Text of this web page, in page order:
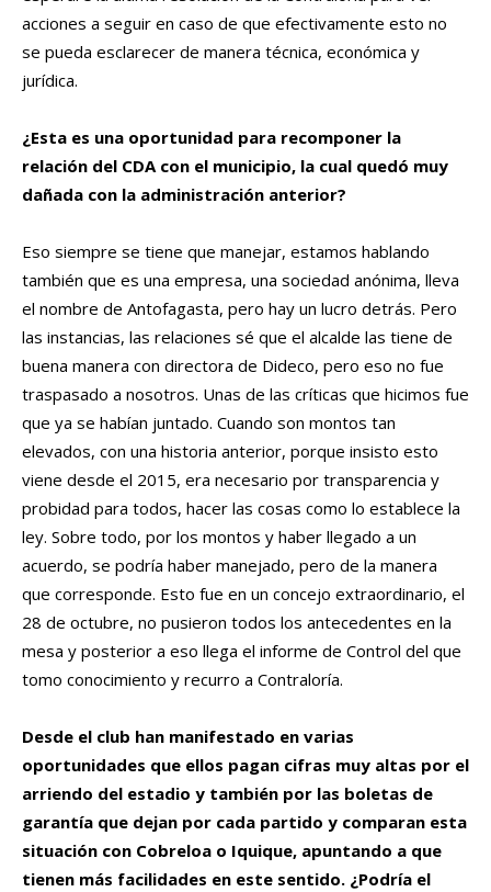
acciones a seguir en caso de que efectivamente esto no
se pueda esclarecer de manera técnica, económica y
jurídica.
¿Esta es una oportunidad para recomponer la
relación del CDA con el municipio, la cual quedó muy
dañada con la administración anterior?
Eso siempre se tiene que manejar, estamos hablando
también que es una empresa, una sociedad anónima, lleva
el nombre de Antofagasta, pero hay un lucro detrás. Pero
las instancias, las relaciones sé que el alcalde las tiene de
buena manera con directora de Dideco, pero eso no fue
traspasado a nosotros. Unas de las críticas que hicimos fue
que ya se habían juntado. Cuando son montos tan
elevados, con una historia anterior, porque insisto esto
viene desde el 2015, era necesario por transparencia y
probidad para todos, hacer las cosas como lo establece la
ley. Sobre todo, por los montos y haber llegado a un
acuerdo, se podría haber manejado, pero de la manera
que corresponde. Esto fue en un concejo extraordinario, el
28 de octubre, no pusieron todos los antecedentes en la
mesa y posterior a eso llega el informe de Control del que
tomo conocimiento y recurro a Contraloría.
Desde el club han manifestado en varias
oportunidades que ellos pagan cifras muy altas por el
arriendo del estadio y también por las boletas de
garantía que dejan por cada partido y comparan esta
situación con Cobreloa o Iquique, apuntando a que
tienen más facilidades en este sentido. ¿Podría el